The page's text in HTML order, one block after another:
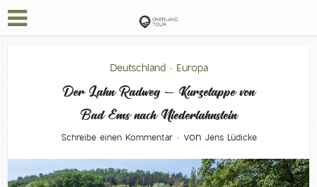
Deutschland • Europa
Der Lahn Radweg – Kurzetappe von
Bad Ems nach Niederlahnstein
Schreibe einen Kommentar von Jens Lüdicke